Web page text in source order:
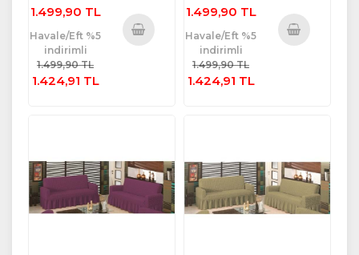
1.499,90 TL
Havale/Eft %5
indirimli
1.499,90 TL
1.424,91 TL
1.499,90 TL
Havale/Eft %5
indirimli
1.499,90 TL
1.424,91 TL